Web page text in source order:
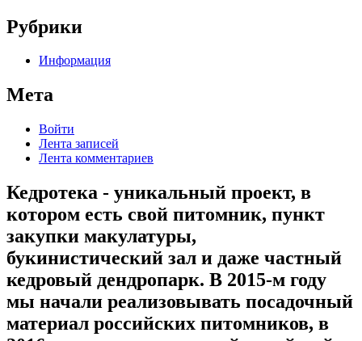
Рубрики
Информация
Мета
Войти
Лента записей
Лента комментариев
Кедротека - уникальный проект, в
котором есть свой питомник, пункт
закупки макулатуры,
букинистический зал и даже частный
кедровый дендропарк. В 2015-м году
мы начали реализовывать посадочный
материал российских питомников, в